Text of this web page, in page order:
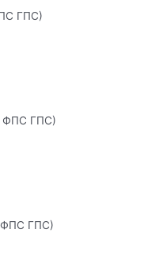
ГПС)
ФПС ГПС)
ФПС ГПС)